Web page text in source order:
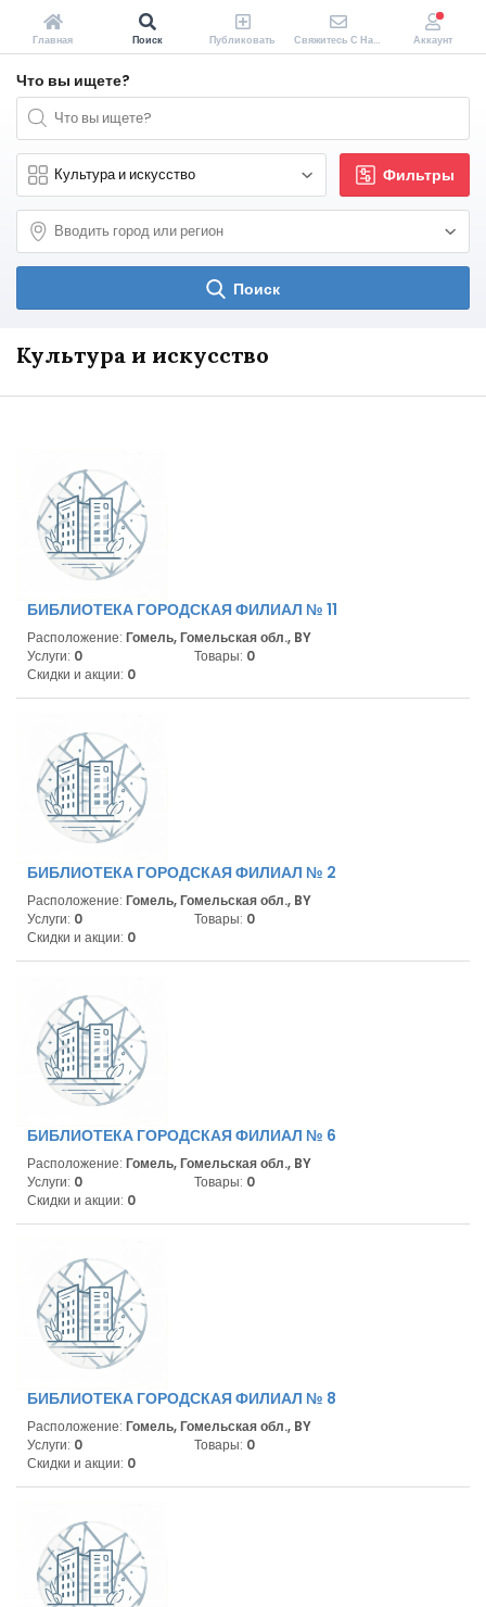
Что вы ищете?
Фильтры
Поиск
Культура и искусство
БИБЛИОТЕКА ГОРОДСКАЯ ФИЛИАЛ № 11
Расположение: Гомель, Гомельская обл., BY
Услуги: 0 Товары: 0
Скидки и акции: 0
БИБЛИОТЕКА ГОРОДСКАЯ ФИЛИАЛ № 2
Расположение: Гомель, Гомельская обл., BY
Услуги: 0 Товары: 0
Скидки и акции: 0
БИБЛИОТЕКА ГОРОДСКАЯ ФИЛИАЛ № 6
Расположение: Гомель, Гомельская обл., BY
Услуги: 0 Товары: 0
Скидки и акции: 0
БИБЛИОТЕКА ГОРОДСКАЯ ФИЛИАЛ № 8
Расположение: Гомель, Гомельская обл., BY
Услуги: 0 Товары: 0
Скидки и акции: 0
Главная Поиск Публиковать Свяжитесь С Нами Аккаунт